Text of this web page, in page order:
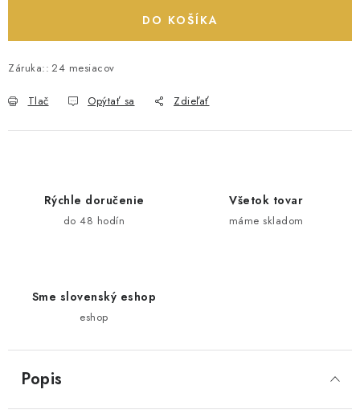
DO KOŠÍKA
Záruka:: 24 mesiacov
Tlač Opýtať sa Zdieľať
Rýchle doručenie
do 48 hodín
Všetok tovar
máme skladom
Sme slovenský eshop
eshop
Popis